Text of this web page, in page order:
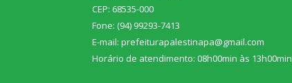
CEP: 68535-000
Fone: (94) 99293-7413
E-mail: prefeiturapalestinapa@gmail.com
Horário de atendimento: 08h00min às 13h00min